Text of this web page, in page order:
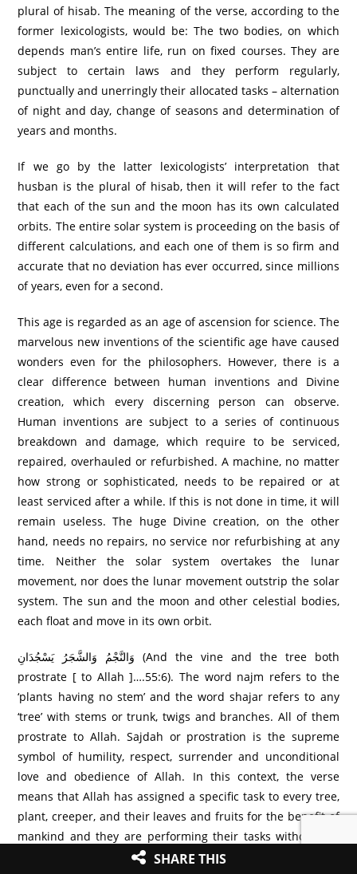
plural of hisab. The meaning of the verse, according to the
former lexicologists, would be: The two bodies, on which
depends man’s entire life, run on fixed courses. They are
subject to certain laws and they perform regularly,
punctually and unerringly their allocated tasks – alternation
of night and day, change of seasons and determination of
years and months.
If we go by the latter lexicologists’ interpretation that
husban is the plural of hisab, then it will refer to the fact
that each of the sun and the moon has its own calculated
orbits. The entire solar system is proceeding on the basis of
different calculations, and each one of them is so firm and
accurate that no deviation has ever occurred, since millions
of years, even for a second.
This age is regarded as an age of ascension for science. The
marvelous new inventions of the scientific age have caused
wonders even for the philosophers. However, there is a
clear difference between human inventions and Divine
creation, which every discerning person can observe.
Human inventions are subject to a series of continuous
breakdown and damage, which require to be serviced,
repaired, overhauled or refurbished. A machine, no matter
how strong or sophisticated, needs to be repaired or at
least serviced after a while. If this is not done in time, it will
remain useless. The huge Divine creation, on the other
hand, needs no repairs, no service nor refurbishing at any
time. Neither the solar system overtakes the lunar
movement, nor does the lunar movement outstrip the solar
system. The sun and the moon and other celestial bodies,
each float and move in its own orbit.
وَالنَّجْمُ وَالشَّجَرُ‌ يَسْجُدَانِ (And the vine and the tree both
prostrate [ to Allah ]….55:6). The word najm refers to the
‘plants having no stem’ and the word shajar refers to any
‘tree’ with stems or trunk, twigs and branches. All of them
prostrate to Allah. Sajdah or prostration is the supreme
symbol of humility, respect, surrender and unconditional
love and obedience of Allah. In this context, the verse
means that Allah has assigned a specific task to every tree,
plant, creeper, and their leaves and fruits for the benefit of
mankind and they are performing their tasks without the
slightest deviation from their assigned duties.
SHARE THIS